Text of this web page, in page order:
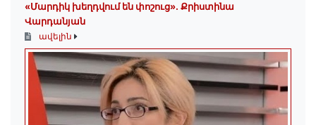
«Մարդիկ խեղդվում են փոշուց»․ Քրիստինա
Վարդանյան
ավելին